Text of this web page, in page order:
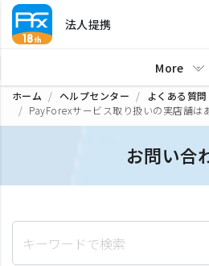
法人提携
More
ホーム ヘルプセンター
よくある質問
PayForexサービス取り扱いの実店舗は
お問い合